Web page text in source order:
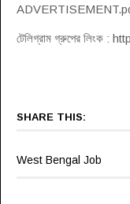
টেলিগ্রাম গ্রুপের লিংক
SHARE THIS:
West Bengal Job